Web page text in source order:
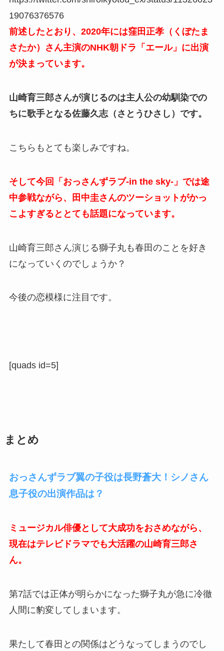
19076376576
前述したとおり、2020年には窪田正孝（くぼたま
さたか）さん主演のNHK朝ドラ「エール」に出演
が決まっています。
山崎育三郎さんが演じるのは主人公の幼馴染での
ちに歌手となる佐藤久志（さとうひさし）です。
こちらもとても楽しみですね。
そして今回「おっさんずラブ-in the sky-」では途
中参戦ながら、田中圭さんのツーショットがかっ
こよすぎるととても話題になっています。
山崎育三郎さん演じる獅子丸も春田のことを好き
になっていくのでしょうか？
今後の恋模様に注目です。
[quads id=5]
まとめ
おっさんずラブ翼の子役は長野蒼大！シノさん
息子役の出演作品は？
ミュージカル俳優として大成功をおさめながら、
現在はテレビドラマでも大活躍の山崎育三郎さ
ん。
第7話では正体が明らかになった獅子丸が急に冷徹
人間に豹変してしまいます。
果たして春田との関係はどうなってしまうのでし